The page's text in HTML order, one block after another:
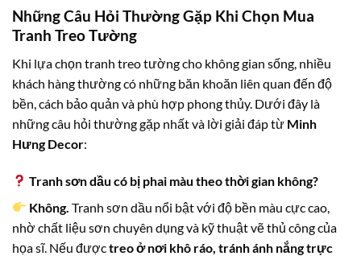
Những Câu Hỏi Thường Gặp Khi Chọn Mua
Tranh Treo Tường
Khi lựa chọn tranh treo tường cho không gian sống, nhiều
khách hàng thường có những băn khoăn liên quan đến độ
bền, cách bảo quản và phù hợp phong thủy. Dưới đây là
những câu hỏi thường gặp nhất và lời giải đáp từ Minh
Hưng Decor:
Tranh sơn dầu có bị phai màu theo thời gian không?
Không. Tranh sơn dầu nổi bật với độ bền màu cực cao,
nhờ chất liệu sơn chuyên dụng và kỹ thuật vẽ thủ công của
họa sĩ. Nếu đượctreo ở nơi khô ráo, tránh ánh nắng trực